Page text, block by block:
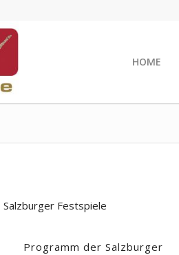
HOME
Salzburger Festspiele
Programm der Salzburger